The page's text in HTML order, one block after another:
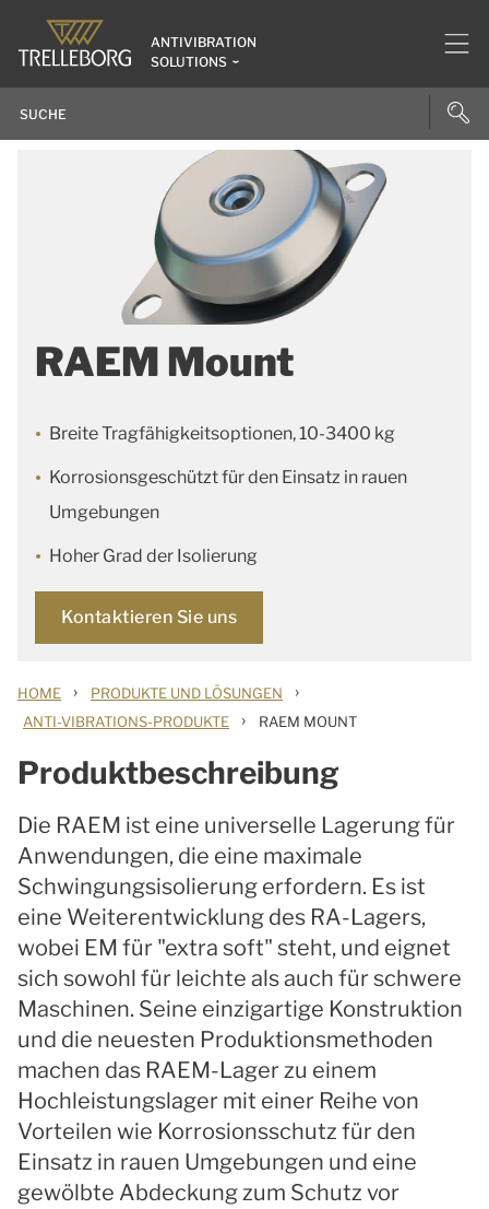
ANTIVIBRATION
SOLUTIONS
RAEM Mount
Breite Tragfähigkeitsoptionen, 10-3400 kg
Korrosionsgeschützt für den Einsatz in rauen
Umgebungen
Hoher Grad der Isolierung
Kontaktieren Sie uns
HOME › PRODUKTE UND LÖSUNGEN ›
ANTI-VIBRATIONS-PRODUKTE › RAEM MOUNT
Produktbeschreibung
Die RAEM ist eine universelle Lagerung für
Anwendungen, die eine maximale
Schwingungsisolierung erfordern. Es ist
eine Weiterentwicklung des RA-Lagers,
wobei EM für "extra soft" steht, und eignet
sich sowohl für leichte als auch für schwere
Maschinen. Seine einzigartige Konstruktion
und die neuesten Produktionsmethoden
machen das RAEM-Lager zu einem
Hochleistungslager mit einer Reihe von
Vorteilen wie Korrosionsschutz für den
Einsatz in rauen Umgebungen und eine
gewölbte Abdeckung zum Schutz vor